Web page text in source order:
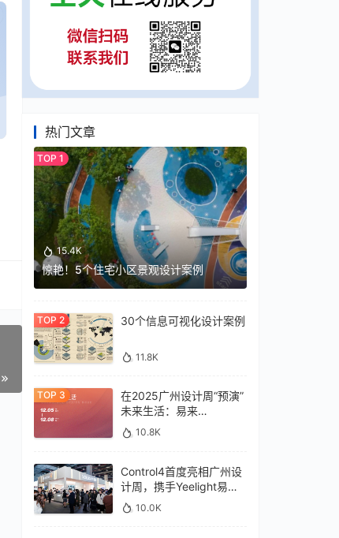
热门文章
15.4K
惊艳！5个住宅小区景观设计案例
30个信息可视化设计案例
11.8K
在2025广州设计周“预演”
未来生活：易来
xControl4展位待您亲鉴
10.8K
Control4首度亮相广州设
计周，携手Yeelight易来
深化本土战略
10.0K